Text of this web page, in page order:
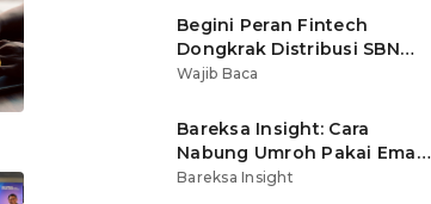
Begini Peran Fintech
Dongkrak Distribusi SBN
Ritel
Wajib Baca
Bareksa Insight: Cara
Nabung Umroh Pakai Emas
Digital agar Nilainya
Bareksa Insight